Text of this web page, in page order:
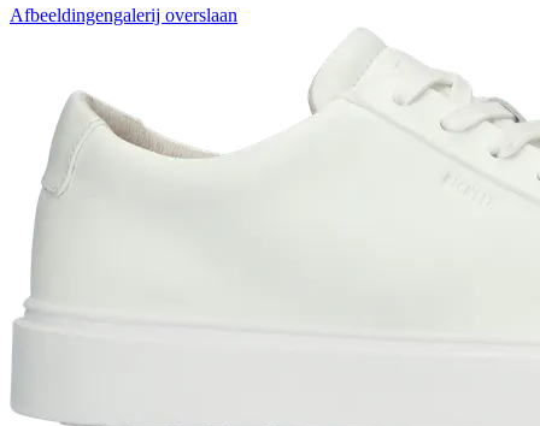
Afbeeldingengalerij overslaan